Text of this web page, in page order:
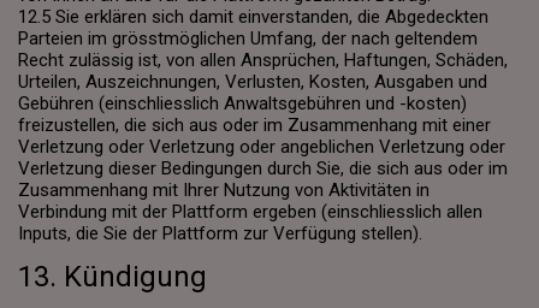
12.5 Sie erklären sich damit einverstanden, die Abgedeckten
Parteien im grösstmöglichen Umfang, der nach geltendem
Recht zulässig ist, von allen Ansprüchen, Haftungen, Schäden,
Urteilen, Auszeichnungen, Verlusten, Kosten, Ausgaben und
Gebühren (einschliesslich Anwaltsgebühren und -kosten)
freizustellen, die sich aus oder im Zusammenhang mit einer
Verletzung oder Verletzung oder angeblichen Verletzung oder
Verletzung dieser Bedingungen durch Sie, die sich aus oder im
Zusammenhang mit Ihrer Nutzung von Aktivitäten in
Verbindung mit der Plattform ergeben (einschliesslich allen
Inputs, die Sie der Plattform zur Verfügung stellen).
13. Kündigung